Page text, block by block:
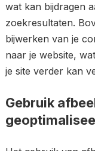
wat kan bijdragen
zoekresultaten.
bijwerken van je
naar je website,
je site verder kan
Gebruik